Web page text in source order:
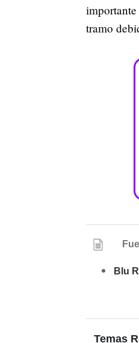
tramo
Blu
Temas